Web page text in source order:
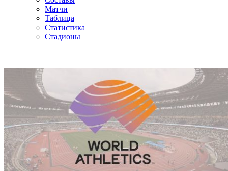
Матчи
Таблица
Статистика
Стадионы